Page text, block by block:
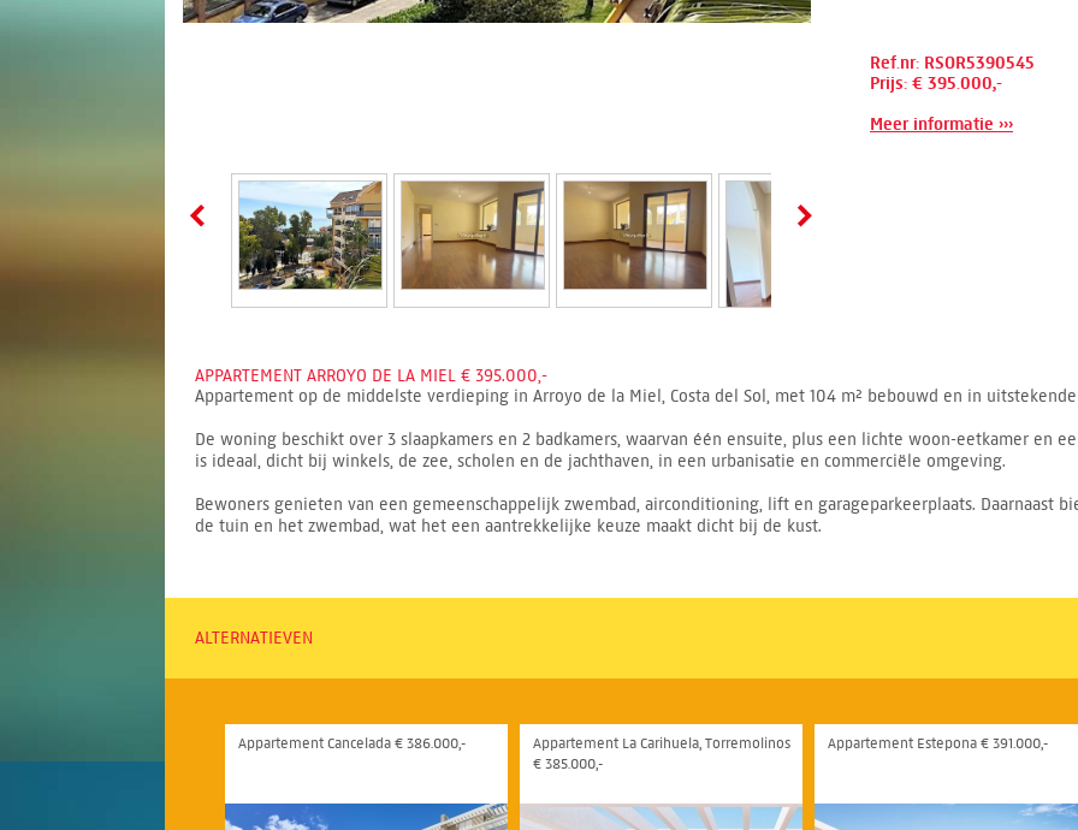
Ref.nr: RSOR5390545
Prijs: € 395.000,-
Meer informatie ›››
APPARTEMENT ARROYO DE LA MIEL € 395.000,-
Appartement op de middelste verdieping in Arroyo de la Miel, Costa del Sol, met 104 m² bebouwd en in
De woning beschikt over 3 slaapkamers en 2 badkamers, waarvan één ensuite, plus een lichte woon-eetkamer en
is ideaal, dicht bij winkels, de zee, scholen en de jachthaven, in een urbanisatie en commerciële omgeving.
Bewoners genieten van een gemeenschappelijk zwembad, airconditioning, lift en garageparkeerplaats. Daarnaast
de tuin en het zwembad, wat het een aantrekkelijke keuze maakt dicht bij de kust.
ALTERNATIEVEN
Appartement Cancelada € 386.000,-
Appartement La Carihuela, Torremolinos
€ 385.000,-
Appartement Estepona € 391.000,-